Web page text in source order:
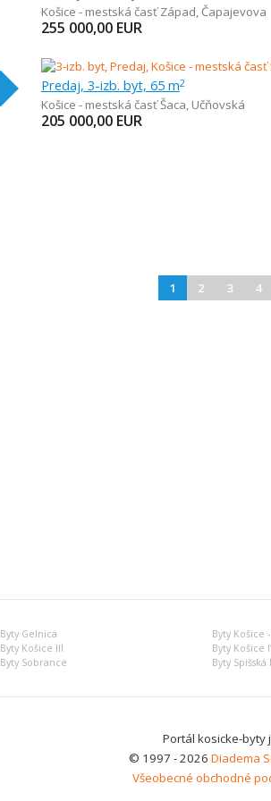
Košice - mestská časť Západ, Čapajevova
255 000,00 EUR
Predaj, 3-izb. byt, 65 m2
Košice - mestská časť Šaca, Učňovská
205 000,00 EUR
1 2 3 4
Byty Gelnica Byty Košice
Byty Košice III
Byty Košice
Byty Sobrance
Byty Spišská
Portál kosicke-byty
© 1997 - 2026 Diadema
Všeobecné obchodné